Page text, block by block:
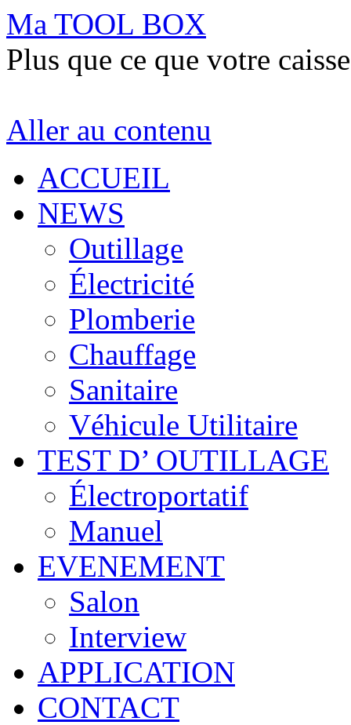
Ma TOOL BOX
Plus que ce que votre
Aller au contenu
ACCUEIL
NEWS
Outillage
Électricité
Plomberie
Chauffage
Sanitaire
Véhicule Utilitaire
TEST D’ OUTILLAGE
Électroportatif
Manuel
EVENEMENT
Salon
Interview
APPLICATION
CONTACT